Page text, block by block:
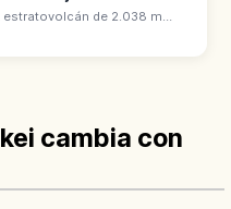
estratovolcán de 2.038 m
Fuji'. Una de las 100
cambia con